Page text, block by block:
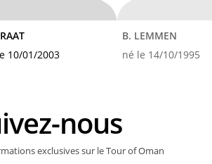
10/01/2003
B. LEMMEN
né le 14/10/1995
nous
exclusives sur le Tour of Oman